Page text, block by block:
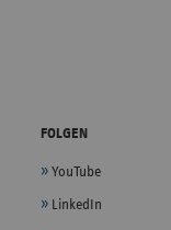
FOLGEN
YouTube
LinkedIn